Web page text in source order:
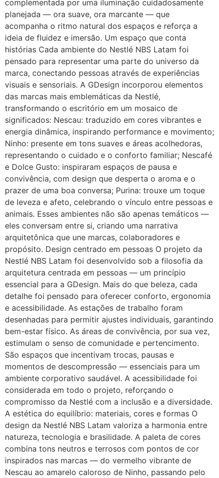
complementada por uma iluminação cuidadosamente
planejada — ora suave, ora marcante — que
acompanha o ritmo natural dos espaços e reforça a
ideia de fluidez e imersão. Um espaço que conta
histórias Cada ambiente do Nestlé NBS Latam foi
pensado para representar uma parte do universo da
marca, conectando pessoas através de experiências
visuais e sensoriais. A GDesign incorporou elementos
das marcas mais emblemáticas da Nestlé,
transformando o escritório em um mosaico de
significados: Nescau: traduzido em cores vibrantes e
energia dinâmica, inspirando performance e movimento;
Ninho: presente em tons suaves e áreas acolhedoras,
representando o cuidado e o conforto familiar; Nescafé
e Dolce Gusto: inspiraram espaços de pausa e
convivência, com design que desperta o aroma e o
prazer de uma boa conversa; Purina: trouxe um toque
de leveza e afeto, celebrando o vínculo entre pessoas e
animais. Esses ambientes não são apenas temáticos —
eles conversam entre si, criando uma narrativa
arquitetônica que une marcas, colaboradores e
propósito. Design centrado em pessoas O projeto da
Nestlé NBS Latam foi desenvolvido sob a filosofia da
arquitetura centrada em pessoas — um princípio
essencial para a GDesign. Mais do que beleza, cada
detalhe foi pensado para oferecer conforto, ergonomia
e acessibilidade. As estações de trabalho foram
desenhadas para permitir ajustes individuais, garantindo
bem-estar físico. As áreas de convivência, por sua vez,
estimulam o senso de comunidade e pertencimento.
São espaços que incentivam trocas, pausas e
momentos de descompressão — essenciais para um
ambiente corporativo saudável. A acessibilidade foi
considerada em todo o projeto, reforçando o
compromisso da Nestlé com a inclusão e a diversidade.
A estética do equilíbrio: materiais, cores e formas O
design da Nestlé NBS Latam valoriza a harmonia entre
natureza, tecnologia e brasilidade. A paleta de cores
combina tons neutros e terrosos com pontos de cor
inspirados nas marcas — do vermelho vibrante de
Nescau ao amarelo caloroso de Ninho, passando pelo